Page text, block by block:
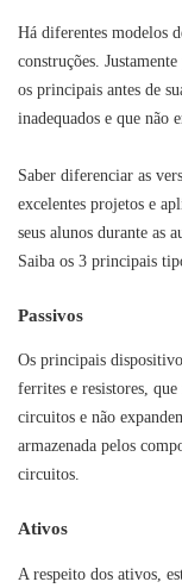
Há diferentes modelos
construções.
os principais antes de
inadequados e que não
Saber diferenciar as
excelentes projetos e
seus alunos durante as
Saiba os 3 principais
Passivos
Os principais
ferrites e resistores,
circuitos e não
armazenada pelos
circuitos.
Ativos
A respeito dos ativos,